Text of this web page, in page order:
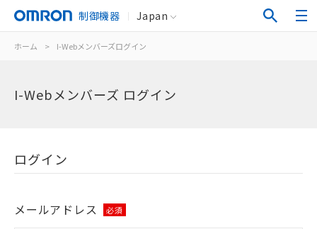
制御機器 Japan
ホーム > I-Webメンバーズログイン
I-Webメンバーズ ログイン
ログイン
メールアドレス 必須